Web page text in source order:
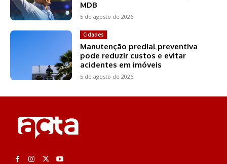
MDB
5 de agosto de 2026
Cidades
Manutenção predial preventiva
pode reduzir custos e evitar
acidentes em imóveis
5 de agosto de 2026